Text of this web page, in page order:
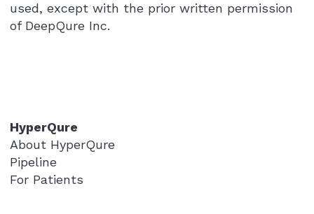
used, except with the prior written permission
of DeepQure Inc.
HyperQure
About HyperQure
Pipeline
For Patients